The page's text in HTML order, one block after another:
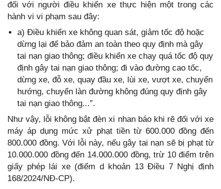
đối với người điều khiển xe thực hiện một trong các
hành vi vi phạm sau đây:
a) Điều khiển xe không quan sát, giảm tốc độ hoặc
dừng lại để bảo đảm an toàn theo quy định mà gây
tai nạn giao thông; điều khiển xe chạy quá tốc độ quy
định gây tai nạn giao thông; đi vào đường cao tốc,
dừng xe, đỗ xe, quay đầu xe, lùi xe, vượt xe, chuyển
hướng, chuyển làn đường không đúng quy định gây
tai nạn giao thông...”.
Như vậy, lỗi không bật đèn xi nhan báo khi rẽ đối với xe
máy áp dụng mức xử phạt tiền từ 600.000 đồng đến
800.000 đồng. Với lỗi này, nếu gây tai nạn sẽ bị phạt từ
10.000.000 đồng đến 14.000.000 đồng, trừ 10 điểm trên
giấy phép lái xe (điểm d khoản 13 Điều 7 Nghị định
168/2024/NĐ-CP).